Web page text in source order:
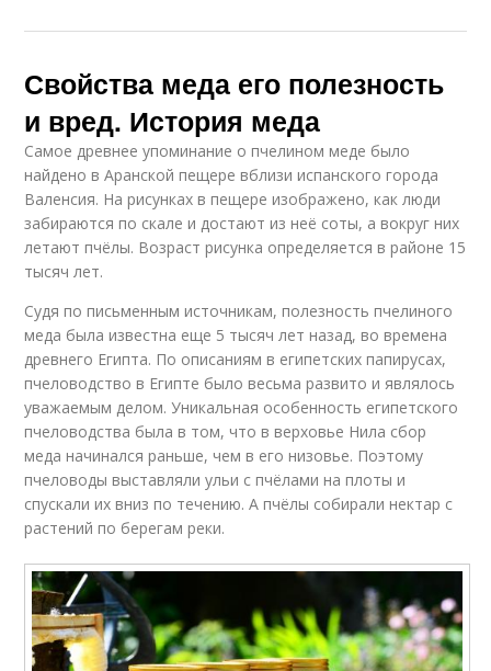
Свойства меда его полезность
и вред. История меда
Самое древнее упоминание о пчелином меде было
найдено в Аранской пещере вблизи испанского города
Валенсия. На рисунках в пещере изображено, как люди
забираются по скале и достают из неё соты, а вокруг них
летают пчёлы. Возраст рисунка определяется в районе 15
тысяч лет.
Судя по письменным источникам, полезность пчелиного
меда была известна еще 5 тысяч лет назад, во времена
древнего Египта. По описаниям в египетских папирусах,
пчеловодство в Египте было весьма развито и являлось
уважаемым делом. Уникальная особенность египетского
пчеловодства была в том, что в верховье Нила сбор
меда начинался раньше, чем в его низовье. Поэтому
пчеловоды выставляли ульи с пчёлами на плоты и
спускали их вниз по течению. А пчёлы собирали нектар с
растений по берегам реки.